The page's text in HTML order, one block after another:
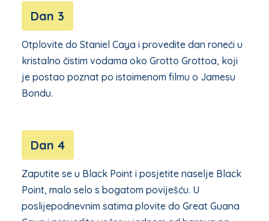
Dan 3
Otplovite do Staniel Caya i provedite dan roneći u
kristalno čistim vodama oko Grotto Grottoa, koji
je postao poznat po istoimenom filmu o Jamesu
Bondu.
Dan 4
Zaputite se u Black Point i posjetite naselje Black
Point, malo selo s bogatom poviješću. U
poslijepodnevnim satima plovite do Great Guana